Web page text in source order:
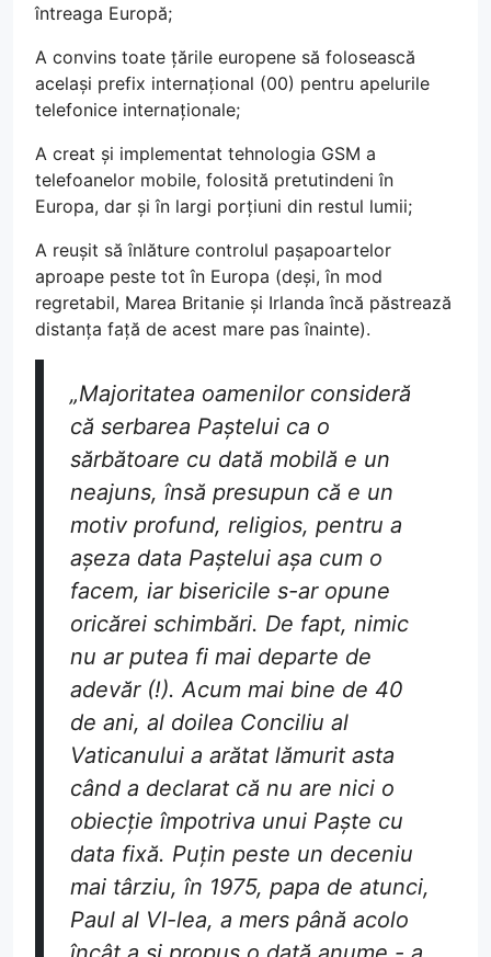
întreaga Europă;
A convins toate țările europene să folosească
același prefix internațional (00) pentru apelurile
telefonice internaționale;
A creat și implementat tehnologia GSM a
telefoanelor mobile, folosită pretutindeni în
Europa, dar și în largi porțiuni din restul lumii;
A reușit să înlăture controlul pașapoartelor
aproape peste tot în Europa (deși, în mod
regretabil, Marea Britanie și Irlanda încă păstrează
distanța față de acest mare pas înainte).
„Majoritatea oamenilor consideră
că serbarea Paștelui ca o
sărbătoare cu dată mobilă e un
neajuns, însă presupun că e un
motiv profund, religios, pentru a
așeza data Paștelui așa cum o
facem, iar bisericile s-ar opune
oricărei schimbări. De fapt, nimic
nu ar putea fi mai departe de
adevăr (!). Acum mai bine de 40
de ani, al doilea Conciliu al
Vaticanului a arătat lămurit asta
când a declarat că nu are nici o
obiecție împotriva unui Paște cu
data fixă. Puțin peste un deceniu
mai târziu, în 1975, papa de atunci,
Paul al VI-lea, a mers până acolo